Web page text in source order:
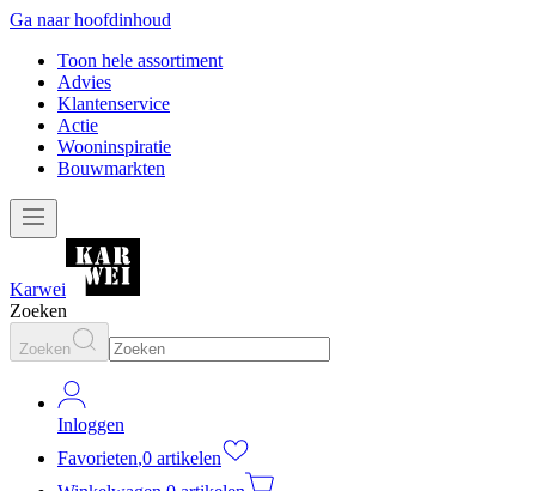
Ga naar hoofdinhoud
Toon hele assortiment
Advies
Klantenservice
Actie
Wooninspiratie
Bouwmarkten
Karwei
Zoeken
Zoeken
Inloggen
Favorieten,0 artikelen